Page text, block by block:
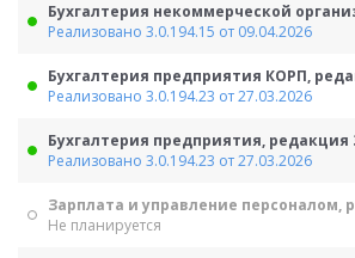
Бухгалтерия некоммерческой
Реализовано 3.0.194.15 от 09.04.2026
Бухгалтерия предприятия КОРП,
Реализовано 3.0.194.23 от 27.03.2026
Бухгалтерия предприятия, редакция
Реализовано 3.0.194.23 от 27.03.2026
Зарплата и управление персоналом,
Не планируется